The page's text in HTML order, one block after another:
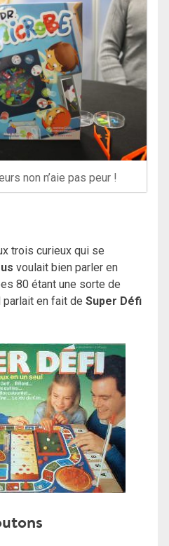
non n’aie pas peur !
trois curieux qui se
voulait bien parler en
80 étant une sorte de
en fait de Super Défi